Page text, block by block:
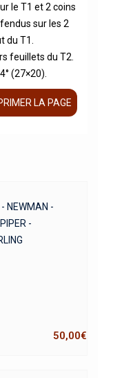
le T1 et 2 coins
sur les 2
du T1.
feuillets du T2.
(27×20).
LA PAGE
NEWMAN -
-
50,00€